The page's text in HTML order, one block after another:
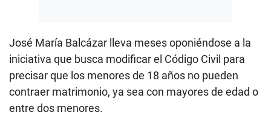
José María Balcázar lleva meses oponiéndose a la
iniciativa que busca modificar el Código Civil para
precisar que los menores de 18 años no pueden
contraer matrimonio, ya sea con mayores de edad o
entre dos menores.